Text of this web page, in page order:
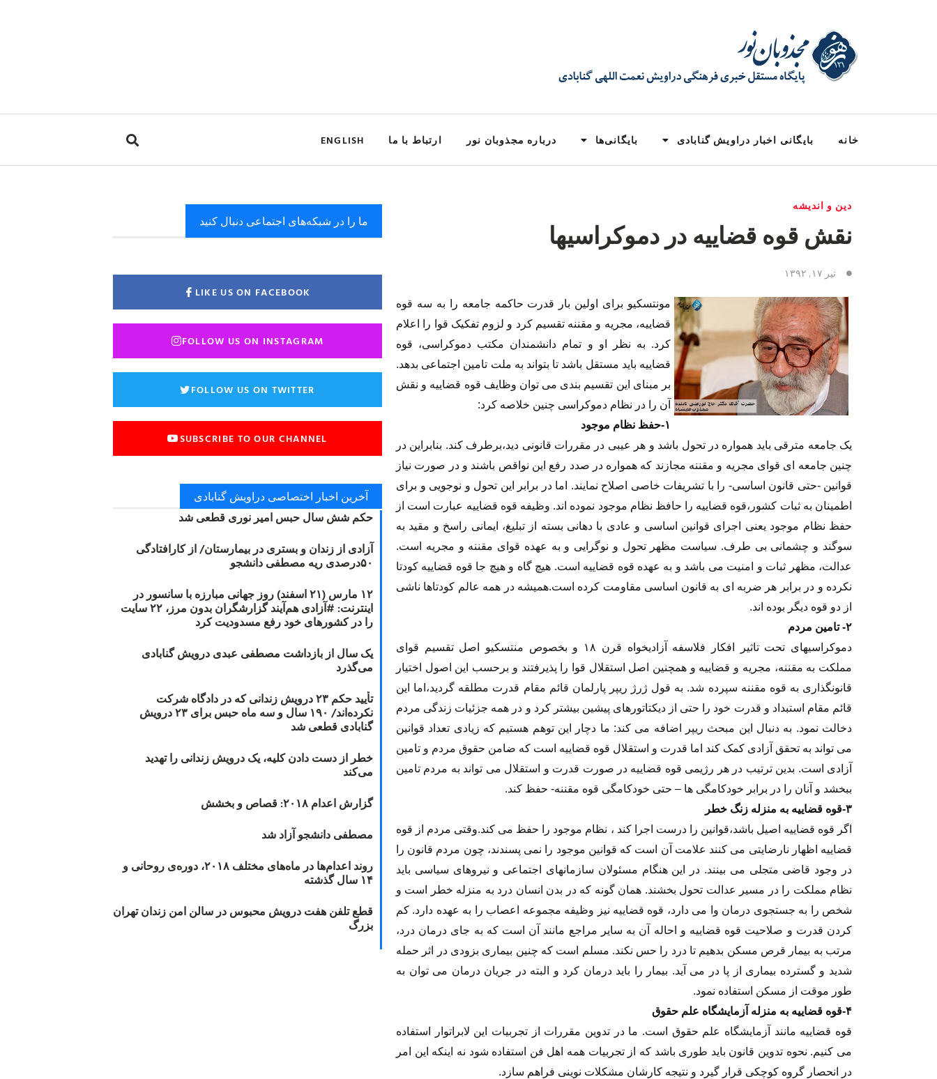
خانه بایگانی اخبار دراویش گنابادی بایگانی‌ها درباره مجذوبان نور ارتباط با ما ENGLISH
دین و اندیشه
نقش قوه قضاییه در دموکراسیها
تیر ۱۷, ۱۳۹۲
مونتسکیو برای اولین بار قدرت حاکمه جامعه را به سه قوه
قضاییه، مجریه و مقننه تقسیم کرد و لزوم تفکیک قوا را اعلام
کرد. به نظر او و تمام دانشمندان مکتب دموکراسی، قوه
قضاییه باید مستقل باشد تا بتواند به ملت تامین اجتماعی بدهد.
بر مبنای این تقسیم بندی می توان وظایف قوه قضاییه و نقش
آن را در نظام دموکراسی چنین خلاصه کرد:
۱-حفظ نظام موجود
یک جامعه مترقی باید همواره در تحول باشد و هر عیبی در مقررات قانونی دید،برطرف کند. بنابراین در
چنین جامعه ای قوای مجریه و مقننه مجازند که همواره در صدد رفع این نواقص باشند و در صورت نیاز
قوانین -حتی قانون اساسی- را با تشریفات خاصی اصلاح نمایند. اما در برابر این تحول و نوجویی و برای
اطمینان به ثبات کشور،قوه قضاییه را حافظ نظام موجود نموده اند. وظیفه قوه قضاییه عبارت است از
حفظ نظام موجود یعنی اجرای قوانین اساسی و عادی با دهانی بسته از تبلیغ، ایمانی راسخ و مقید به
سوگند و چشمانی بی طرف. سیاست مظهر تحول و نوگرایی و به عهده قوای مقننه و مجریه است.
عدالت، مظهر ثبات و امنیت می باشد و به عهده قوه قضاییه است. هیچ گاه و هیچ جا قوه قضاییه کودتا
نکرده و در برابر هر ضربه ای به قانون اساسی مقاومت کرده است.همیشه در همه عالم کودتاها ناشی
از دو قوه دیگر بوده اند.
۲- تامین مردم
دموکراسیهای تحت تاثیر افکار فلاسفه آزادیخواه قرن ۱۸ و بخصوص منتسکیو اصل تقسیم قوای
مملکت به مقننه، مجریه و قضاییه و همچنین اصل استقلال قوا را پذیرفتند و برحسب این اصول اختیار
قانونگذاری به قوه مقننه سپرده شد. به قول ژرژ ریپر پارلمان قائم مقام قدرت مطلقه گردید،اما این
قائم مقام استبداد و قدرت خود را حتی از دیکتاتورهای پیشین بیشتر کرد و در همه جزئیات زندگی مردم
دخالت نمود. به دنبال این مبحث ریپر اضافه می کند: ما دچار این توهم هستیم که زیادی تعداد قوانین
می تواند به تحقق آزادی کمک کند اما قدرت و استقلال قوه قضاییه است که ضامن حقوق مردم و تامین
آزادی است. بدین ترتیب در هر رژیمی قوه قضاییه در صورت قدرت و استقلال می تواند به مردم تامین
ببخشد و آنان را در برابر خودکامگی ها – حتی خودکامگی قوه مقننه- حفظ کند.
۳-قوه قضاییه به منزله زنگ خطر
اگر قوه قضاییه اصیل باشد،قوانین را درست اجرا کند ، نظام موجود را حفظ می کند.وقتی مردم از قوه
قضاییه اظهار نارضایتی می کنند علامت آن است که قوانین موجود را نمی پسندند، چون مردم قانون را
در وجود قاضی متجلی می بینند. در این هنگام مسئولان سازمانهای اجتماعی و نیروهای سیاسی باید
نظام مملکت را در مسیر عدالت تحول بخشند. همان گونه که در بدن انسان درد به منزله خطر است و
شخص را به جستجوی درمان وا می دارد، قوه قضاییه نیز وظیفه مجموعه اعصاب را به عهده دارد. کم
کردن قدرت و صلاحیت قوه قضاییه و احاله آن به سایر مراجع مانند آن است که به جای درمان درد،
مرتب به بیمار قرص مسکن بدهیم تا درد را حس نکند. مسلم است که چنین بیماری بزودی در اثر حمله
شدید و گسترده بیماری از پا در می آید. بیمار را باید درمان کرد و البته در جریان درمان می توان به
طور موقت از مسکن استفاده نمود.
۴-قوه قضاییه به منزله آزمایشگاه علم حقوق
قوه قضاییه مانند آزمایشگاه علم حقوق است. ما در تدوین مقررات از تجربیات این لابراتوار استفاده
می کنیم. نحوه تدوین قانون باید طوری باشد که از تجربیات همه اهل فن استفاده شود نه اینکه این امر
در انحصار گروه کوچکی قرار گیرد و نتیجه کارشان مشکلات نوینی فراهم سازد.
ما را در شبکه‌های اجتماعی دنبال کنید
LIKE US ON FACEBOOK
FOLLOW US ON INSTAGRAM
FOLLOW US ON TWITTER
SUBSCRIBE TO OUR CHANNEL
آخرین اخبار اختصاصی دراویش گنابادی
حکم شش سال حبس امیر نوری قطعی شد
آزادی از زندان و بستری در بیمارستان/ از کارافتادگی
۵۰درصدی ریه مصطفی دانشجو
۱۲ مارس (۲۱ اسفند) روز جهانی مبارزه با سانسور در
اینترنت: #آزادی هم‌آیند گزارشگران‌ بدون مرز، ۲۲ سایت
را در کشورهای خود رفع مسدودیت کرد
یک سال از بازداشت مصطفی عبدی درویش گنابادی
می‌گذرد
تأیید حکم ۲۳ درویش زندانی که در دادگاه شرکت
نکرده‌اند/ ۱۹۰ سال و سه ماه حبس برای ۲۳ درویش
گنابادی قطعی شد
خطر از دست دادن کلیه، یک درویش زندانی را تهدید
می‌کند
گزارش اعدام ۲۰۱۸: قصاص و بخشش
مصطفی دانشجو آزاد شد
روند اعدام‌ها در ماه‌های مختلف ۲۰۱۸، دوره‌ی روحانی و
۱۴ سال گذشته
قطع تلفن هفت درویش محبوس در سالن امن زندان تهران
بزرگ